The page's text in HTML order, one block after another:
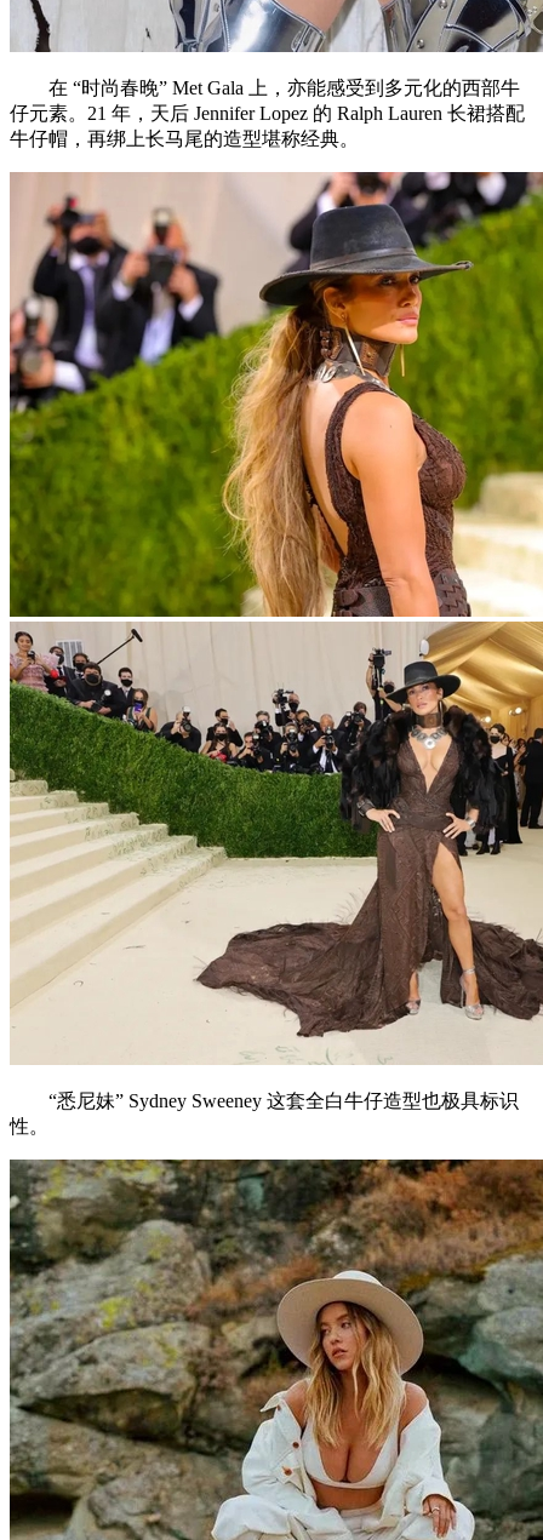
在 “时尚春晚” Met Gala 上，亦能感受到多元化的西部牛
仔元素。21 年，天后 Jennifer Lopez 的 Ralph Lauren 长裙搭配
牛仔帽，再绑上长马尾的造型堪称经典。
“悉尼妹” Sydney Sweeney 这套全白牛仔造型也极具标识
性。